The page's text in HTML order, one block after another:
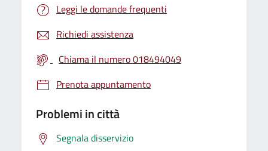
Leggi le domande frequenti
Richiedi assistenza
Chiama il numero 018494049
Prenota appuntamento
Problemi in città
Segnala disservizio